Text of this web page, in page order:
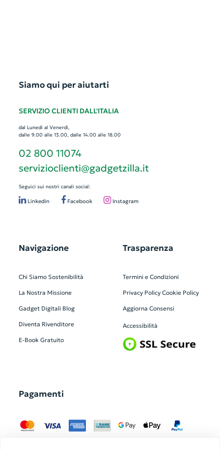
Siamo qui per aiutarti
SERVIZIO CLIENTI DALL'ITALIA
dal Lunedì al Venerdì,
dalle 9.00 alle 13.00, dalle 14.00 alle 18.00
02 800 11074
servizioclienti@gadgetzilla.it
Seguici sui nostri canali social:
Linkedin Facebook Instagram
Navigazione
Chi Siamo Sostenibilità
La Nostra Missione
Gadget Digitali Blog
Diventa Rivenditore
E-Book Gratuito
Trasparenza
Termini e Condizioni
Privacy Policy Cookie Policy
Aggiorna Consensi
Accessibilità
Pagamenti